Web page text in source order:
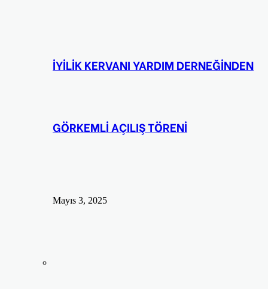
İYİLİK KERVANI YARDIM DERNEĞİNDEN
GÖRKEMLİ AÇILIŞ TÖRENİ
Mayıs 3, 2025